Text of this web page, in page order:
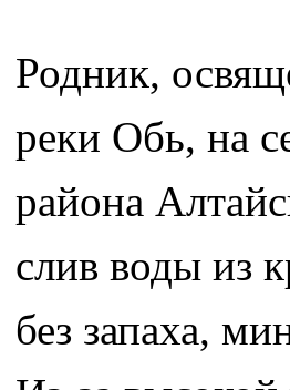
Родник,
реки Обь, на
района
слив воды из
без запаха,